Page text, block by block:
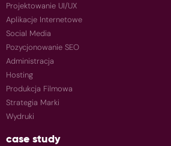
Projektowanie UI/UX
Aplikacje Internetowe
Social Media
Pozycjonowanie SEO
Administracja
Hosting
Produkcja Filmowa
Strategia Marki
Wydruki
case study